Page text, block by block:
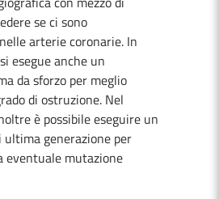
se ci sono
arterie coronarie. In
esegue anche un
da sforzo per meglio
di ostruzione. Nel
è possibile eseguire un
generazione per
eventuale mutazione